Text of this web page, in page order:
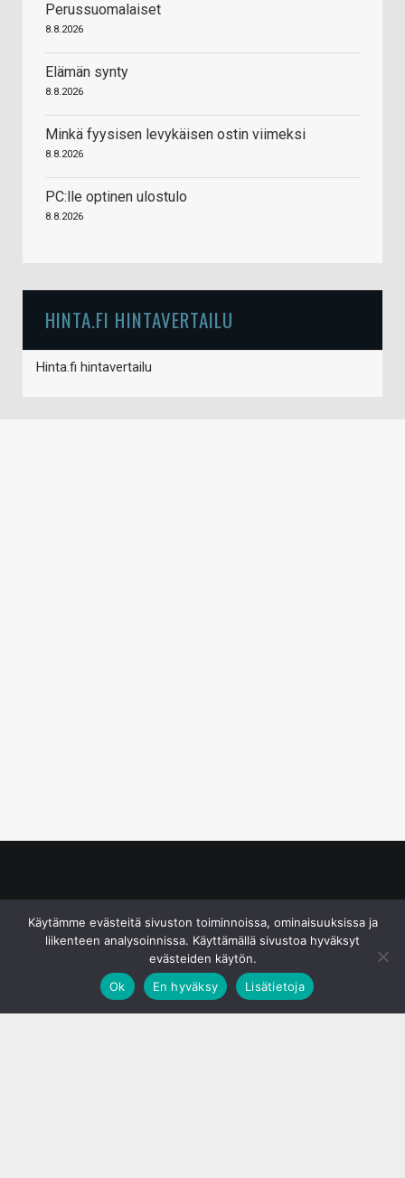
Perussuomalaiset
8.8.2026
Elämän synty
8.8.2026
Minkä fyysisen levykäisen ostin viimeksi
8.8.2026
PC:lle optinen ulostulo
8.8.2026
HINTA.FI HINTAVERTAILU
Hinta.fi hintavertailu
Käytämme evästeitä sivuston toiminnoissa, ominaisuuksissa ja
liikenteen analysoinnissa. Käyttämällä sivustoa hyväksyt
evästeiden käytön.
Ok
En hyväksy Lisätietoja